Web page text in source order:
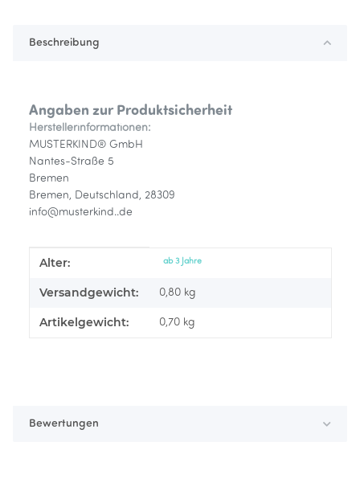
Beschreibung
Angaben zur Produktsicherheit
Herstellerinformationen:
MUSTERKIND® GmbH
Nantes-Straße 5
Bremen
Bremen, Deutschland, 28309
info@musterkind..de
Produkteigenschaft
Wert
Alter: ab 3 Jahre
Versandgewicht: 0,80 kg
Artikelgewicht: 0,70 kg
Bewertungen